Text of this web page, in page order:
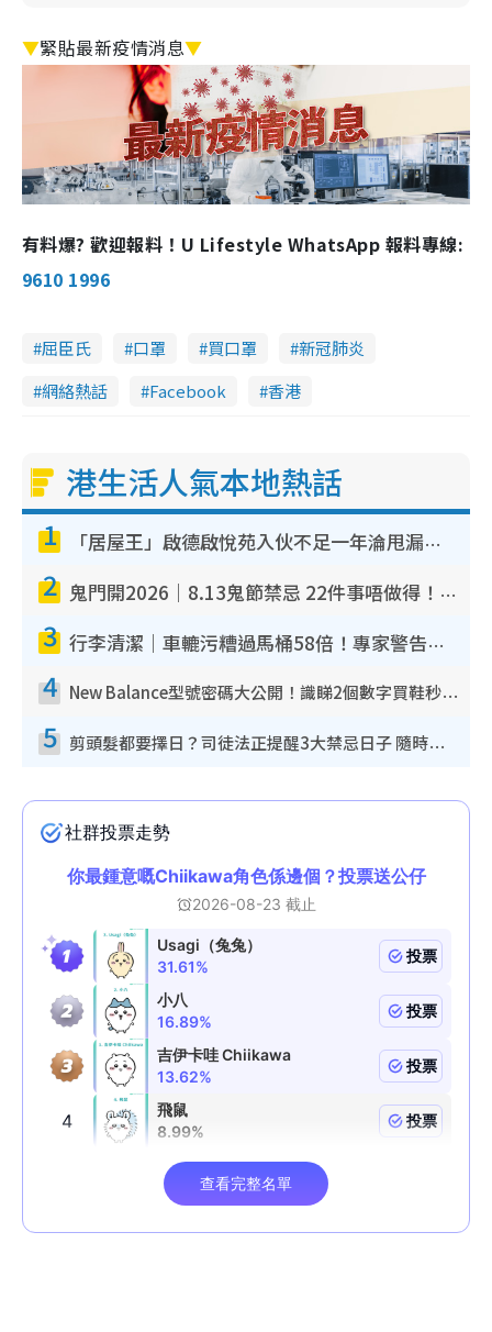
▼緊貼最新疫情消息▼
有料爆? 歡迎報料！U Lifestyle WhatsApp 報料專線:
9610 1996
屈臣氏 口罩 買口罩
新冠肺炎
網絡熱話
Facebook 香港
港生活人氣本地熱話
1 「居屋王」啟德啟悅苑入伙不足一年淪甩漏之王！插頭噴火花致大停電 多戶業主全屋家電報銷
2 鬼門開2026｜8.13鬼節禁忌 22件事唔做得！燒肉、刺身要少食？半夜勿吹口哨/打呢個電話
3 行李清潔｜車轆污糟過馬桶58倍！專家警告忌用酒精抹 教1招免污手除菌
4 New Balance型號密碼大公開！識睇2個數字買鞋秒知功能免中伏 附5大熱門鞋款
5 剪頭髮都要擇日？司徒法正提醒3大禁忌日子 隨時剪走財運！呢日剪髮恐「剪壽命」？